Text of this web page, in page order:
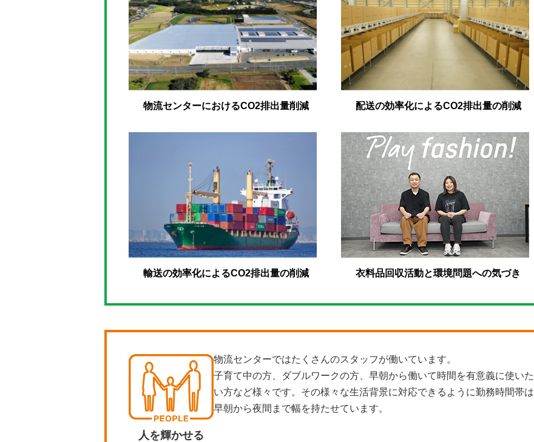
物流センターにおけるCO2排出量削減 配送の効率化によるCO2排出量の削減
輸送の効率化によるCO2排出量の削減 衣料品回収活動と環境問題への気づき
人を輝かせる
物流センターではたくさんのスタッフが働いています。
子育て中の方、ダブルワークの方、早朝から働いて時間を有意義に使いた
い方など様々です。その様々な生活背景に対応できるように勤務時間帯は
早朝から夜間まで幅を持たせています。